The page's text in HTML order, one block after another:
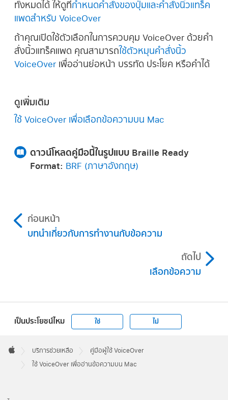
ทั้งหมดได้ ให้ดูที่กำหนดคำสั่งของปุ่มและคำสั่งนิ้วแทร็ค
แพดสำหรับ VoiceOver
ถ้าคุณเปิดใช้ตัวเลือกในการควบคุม VoiceOver ด้วยคำ
สั่งนิ้วแทร็คแพด คุณสามารถใช้ตัวหมุนคำสั่งนิ้ว
VoiceOver เพื่ออ่านย่อหน้า บรรทัด ประโยค หรือคำได้
ดูเพิ่มเติม
ใช้ VoiceOver เพื่อเลือกข้อความบน Mac
ดาวน์โหลดคู่มือนี้ในรูปแบบ Braille Ready
Format: BRF (ภาษาอังกฤษ)
ก่อนหน้า
บทนำเกี่ยวกับการทำงานกับข้อความ
ถัดไป
เลือกข้อความ
เป็นประโยชน์ไหม ใช่ ไม่
Footer

บริการช่วยเหลือ คู่มือผู้ใช้ VoiceOver
ใช้ VoiceOver เพื่ออ่านข้อความบน Mac